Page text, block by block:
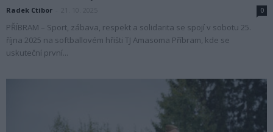
Radek Ctibor 0
PŘÍBRAM – Sport, zábava, respekt a solidarita se spojí v sobotu 25.
října 2025 na softballovém hřišti TJ Amasoma Příbram, kde se
uskuteční první...